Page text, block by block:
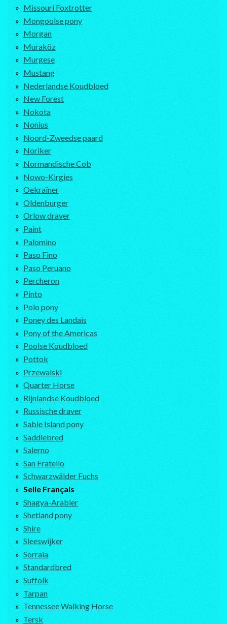
Missouri Foxtrotter
Mongoolse pony
Morgan
Muraköz
Murgese
Mustang
Nederlandse Koudbloed
New Forest
Nokota
Nonius
Noord-Zweedse paard
Noriker
Normandische Cob
Nowo-Kirgies
Oekraïner
Oldenburger
Orlow draver
Paint
Palomino
Paso Fino
Paso Peruano
Percheron
Pinto
Polo pony
Poney des Landais
Pony of the Americas
Poolse Koudbloed
Pottok
Przewalski
Quarter Horse
Rijnlandse Koudbloed
Russische draver
Sable Island pony
Saddlebred
Salerno
San Fratello
Schwarzwälder Fuchs
Selle Français
Shagya-Arabier
Shetland pony
Shire
Sleeswijker
Sorraia
Standardbred
Suffolk
Tarpan
Tennessee Walking Horse
Tersk